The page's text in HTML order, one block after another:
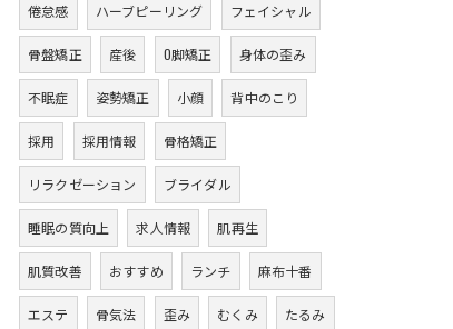
倦怠感 ハーブピーリング フェイシャル
骨盤矯正 産後 O脚矯正 身体の歪み
不眠症 姿勢矯正 小顔 背中のこり
採用 採用情報 骨格矯正
リラクゼーション ブライダル
睡眠の質向上 求人情報 肌再生
肌質改善 おすすめ ランチ 麻布十番
エステ 骨気法 歪み むくみ たるみ